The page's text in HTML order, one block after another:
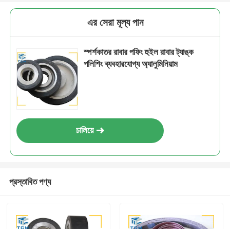
এর সেরা মূল্য পান
স্পর্শকাতর রাবার পফিং হুইল রাবার ট্যাঙ্ক
পলিশিং ব্যবহারযোগ্য অ্যালুমিনিয়াম
চালিয়ে
প্রস্তাবিত পণ্য